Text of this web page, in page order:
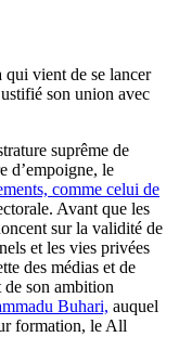
qui vient de se lancer
son union avec
suprême de
d’empoigne, le
comme celui de
Avant que les
sur la validité de
et les vies privées
des médias et de
son ambition
Buhari, auquel
formation, le All